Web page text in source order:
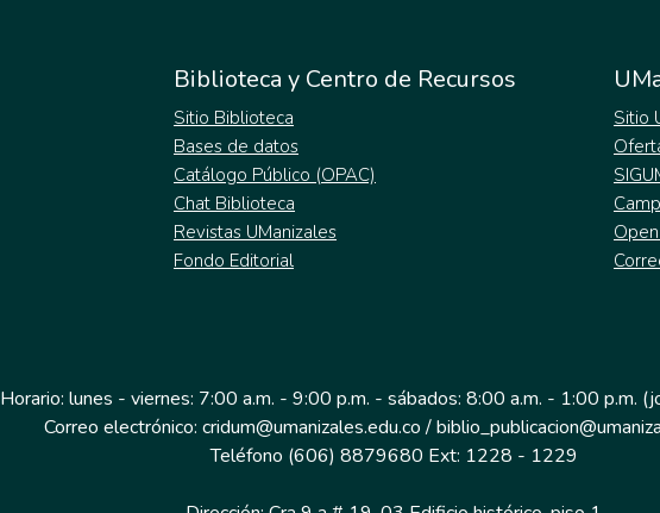
Biblioteca y Centro de Recursos
Sitio Biblioteca
Bases de datos
Catálogo Público (OPAC)
Chat Biblioteca
Revistas UManizales
Fondo Editorial
Sitio
Horario: lunes - viernes: 7:00 a.m. - 9:00 p.m. - sábados: 8:00 a.m. - 1:00 p.m.
Correo electrónico: cridum@umanizales.edu.co /
Teléfono (606) 8879680 Ext: 1228 - 1229